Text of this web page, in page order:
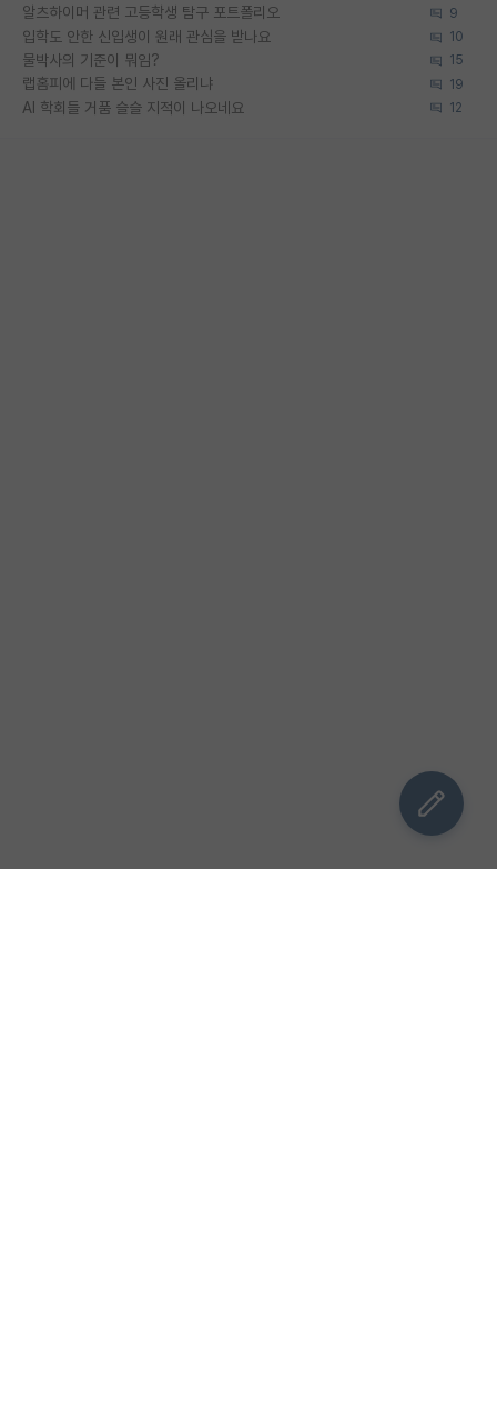
알츠하이머 관련 고등학생 탐구 포트폴리오 9
입학도 안한 신입생이 원래 관심을 받나요 10
물박사의 기준이 뭐임? 15
랩홈피에 다들 본인 사진 올리냐 19
AI 학회들 거품 슬슬 지적이 나오네요 12